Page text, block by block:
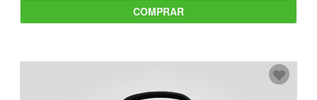
COMPRAR